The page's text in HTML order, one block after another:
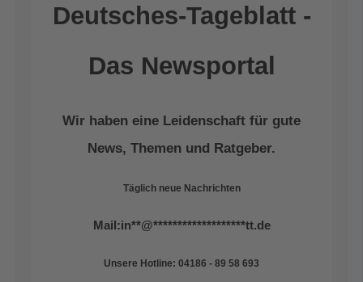
Deutsches-Tageblatt -
Das Newsportal
Wir haben eine Leidenschaft für gute
News, Themen und Ratgeber.
Täglich neue Nachrichten
Mail:in**@*******************tt.de
Unsere Hotline: 04186 - 89 58 693